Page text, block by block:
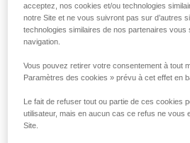
acceptez, nos cookies et/ou technologies
notre Site et ne vous suivront pas sur d’autres
technologies similaires de nos partenaires
navigation.
Vous pouvez retirer votre consentement à tout
Paramètres des cookies » prévu à cet effet en
Le fait de refuser tout ou partie de ces cookies
utilisateur, mais en aucun cas ce refus ne vous
Site.